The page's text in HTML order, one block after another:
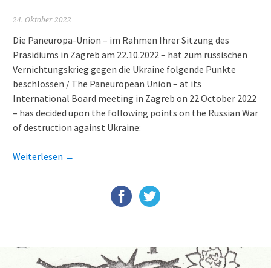
24. Oktober 2022
Die Paneuropa-Union – im Rahmen Ihrer Sitzung des
Präsidiums in Zagreb am 22.10.2022 – hat zum russischen
Vernichtungskrieg gegen die Ukraine folgende Punkte
beschlossen / The Paneuropean Union – at its
International Board meeting in Zagreb on 22 October 2022
– has decided upon the following points on the Russian War
of destruction against Ukraine:
Weiterlesen →